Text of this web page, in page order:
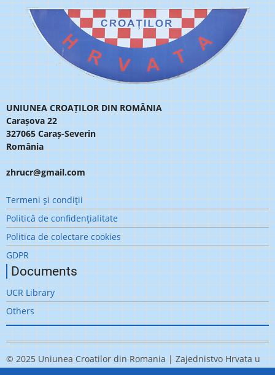
UNIUNEA CROAȚILOR DIN ROMÂNIA
Carașova 22
327065 Caraș-Severin
România
zhrucr@gmail.com
Meniu
subsol
Termeni şi condiţii
Politică de confidenţialitate
Politica de colectare cookies
GDPR
Documents
UCR Library
Others
© 2025 Uniunea Croatilor din Romania | Zajednistvo Hrvata u
Rumunjskoj, All rights reserved.